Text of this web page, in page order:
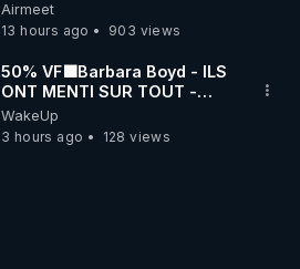
Airmeet
13 hours ago
903 views
50% VF🟩Barbara Boyd - ILS
ONT MENTI SUR TOUT -
Jocelyne Traduction
WakeUp
3 hours ago
128 views